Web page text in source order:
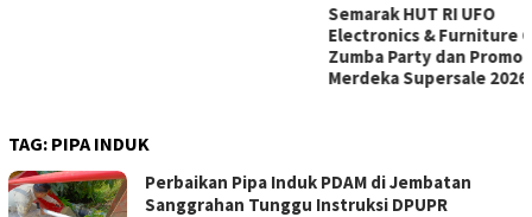
Semarak HUT RI UFO
Electronics & Furniture Gelar
Zumba Party dan Promo
Merdeka Supersale 2026
TAG: PIPA INDUK
Perbaikan Pipa Induk PDAM di Jembatan
Sanggrahan Tunggu Instruksi DPUPR